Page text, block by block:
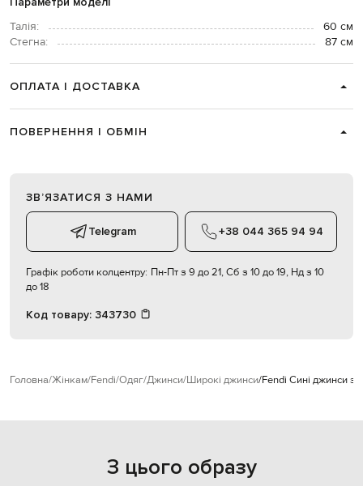
Талія:
60 см
Стегна:
87 см
ОПЛАТА І ДОСТАВКА
ПОВЕРНЕННЯ І ОБМІН
ЗВʼЯЗАТИСЯ З НАМИ
Telegram +38 044 365 94 94
Графік роботи колцентру: Пн-Пт з 9 до 21, Сб з 10 до 19, Нд з 10
до 18
Код товару: 343730
Головна Жінкам Fendi Одяг Джинси Широкі джинси Fendi Сині джинси з
З цього образу